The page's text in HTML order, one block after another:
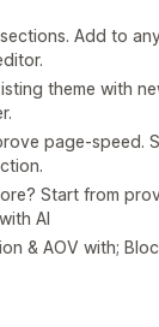
Add to
theme with
page-speed.
Start from
AI
& AOV with;